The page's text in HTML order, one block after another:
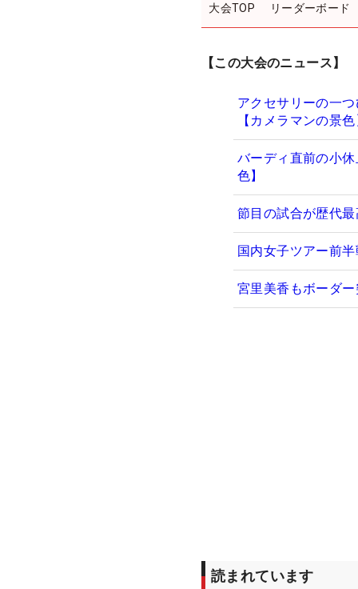
大会TOP リーダーボード
【この大会のニュース】
アクセサリーの一
【カメラマンの景
バーディ直前の小
色】
節目の試合が歴代
国内女子ツアー前
宮里美香もボーダ
読まれています